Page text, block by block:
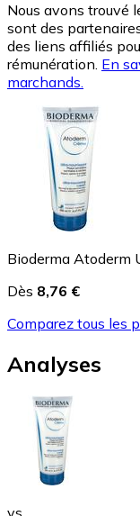
Nous avons trouvé
sont des
des liens affiliés
rémunération. En
marchands.
Bioderma Atoderm
Dès 8,76 €
Comparez tous les
Analyses